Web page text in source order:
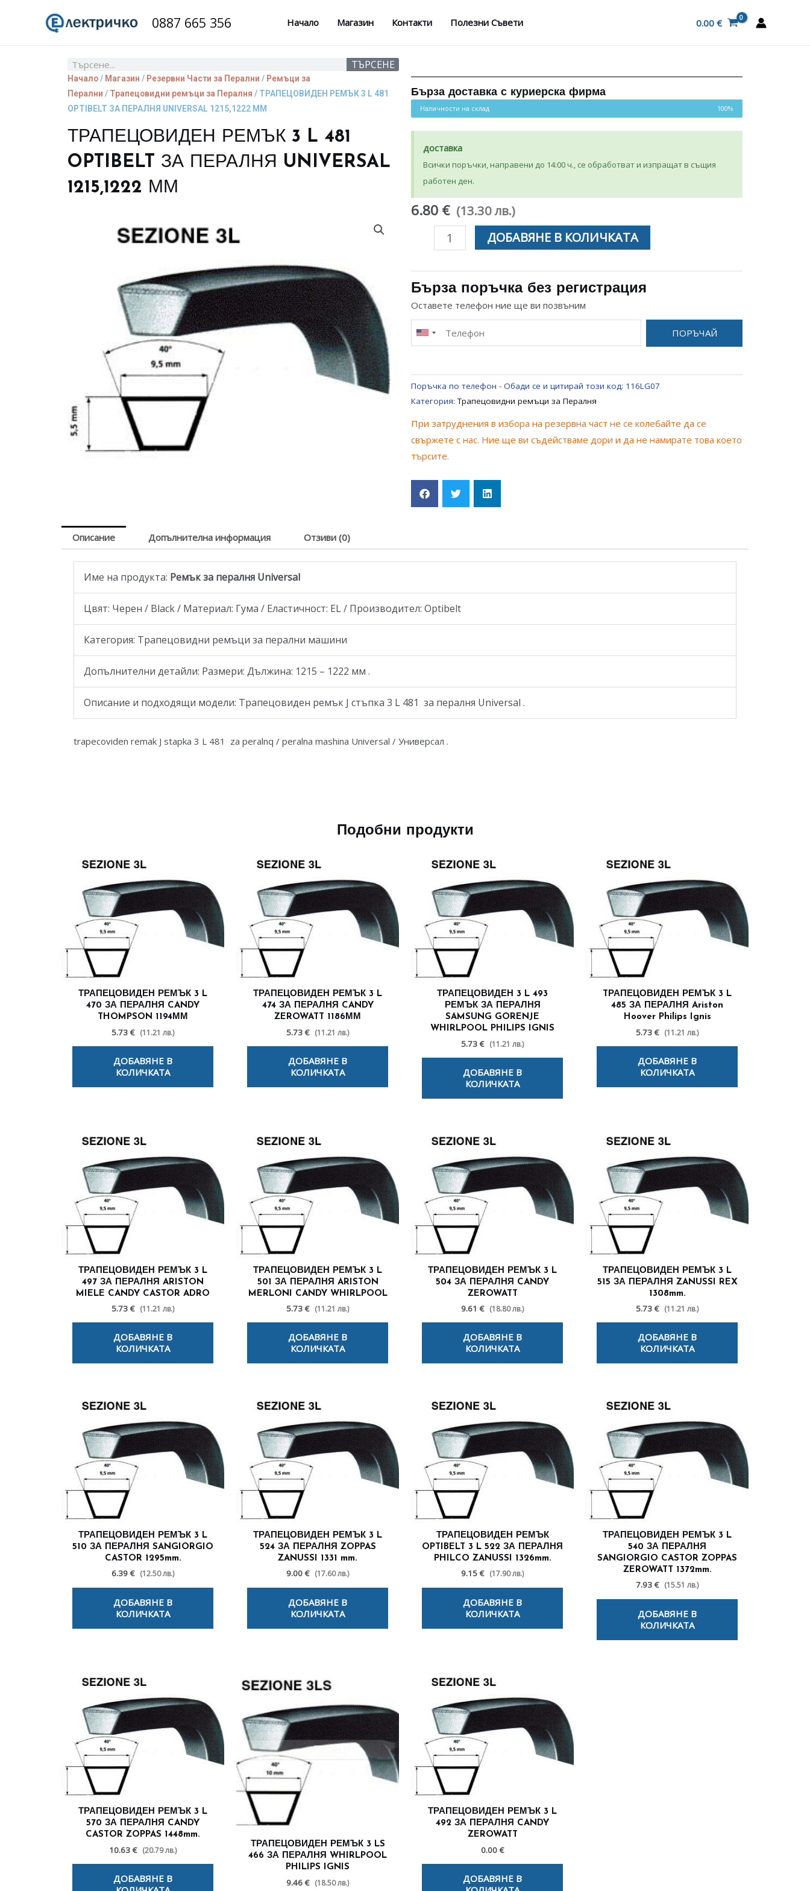
0887 665 356 Начало Магазин Контакти Полезни Съвети 0.00 €
Search ТЪРСЕНЕ
Начало/ Магазин / Резервни Части за Перални / Ремъци за
Перални / Трапецовидни ремъци за Пералня / ТРАПЕЦОВИДЕН РЕМЪК 3 L 481
OPTIBELT ЗА ПЕРАЛНЯ UNIVERSAL 1215,1222 ММ
ТРАПЕЦОВИДЕН РЕМЪК 3 L 481
OPTIBELT ЗА ПЕРАЛНЯ UNIVERSAL
1215,1222 ММ
Бърза доставка с куриерска фирма
Наличности на склад 100%
доставка
Всички поръчки, направени до 14:00 ч., се обработват и изпращат в същия
работен ден.
6.80 € (13.30 лв.)
количество
РЕМЪК
481
OPTIBELT
ПЕРАЛНЯ
ММ
ДОБАВЯНЕ В КОЛИЧКАТА
Бърза поръчка без регистрация
Оставете телефон ние ще ви позвъним
ПОРЪЧАЙ
Поръчка по телефон - Обади се и цитирай този код: 116LG07
Категория: Трапецовидни ремъци за Пералня
При затруднения в избора на резервна част не се колебайте да се
свържете с нас. Ние ще ви съдействаме дори и да не намирате това което
търсите.
Описание Допълнителна информация Отзиви (0)
Име на продукта: Ремък за пералня Universal
Цвят: Черен / Black / Материал: Гума / Еластичност: EL / Производител: Optibelt
Категория: Трапецовидни ремъци за перални машини
Допълнителни детайли: Размери: Дължина: 1215 – 1222 мм .
Описание и подходящи модели: Трапецовиден ремък J стъпка 3 L 481 за пералня Universal .
trapecoviden remak J stapka 3 L 481 za peralnq / peralna mashina Universal / Универсал .
Подобни продукти
ТРАПЕЦОВИДЕН РЕМЪК 3 L
470 ЗА ПЕРАЛНЯ CANDY
THOMPSON 1194ММ
5.73 € (11.21 лв.)
ДОБАВЯНЕ В
КОЛИЧКАТА
ТРАПЕЦОВИДЕН РЕМЪК 3 L
474 ЗА ПЕРАЛНЯ CANDY
ZEROWATT 1186ММ
5.73 € (11.21 лв.)
ДОБАВЯНЕ В
КОЛИЧКАТА
ТРАПЕЦОВИДЕН 3 L 493
РЕМЪК ЗА ПЕРАЛНЯ
SAMSUNG GORENJE
WHIRLPOOL PHILIPS IGNIS
5.73 € (11.21 лв.)
ДОБАВЯНЕ В
КОЛИЧКАТА
TРАПЕЦОВИДЕН РЕМЪК 3 L
485 ЗА ПЕРАЛНЯ Ariston
Hoover Philips Ignis
5.73 € (11.21 лв.)
ДОБАВЯНЕ В
КОЛИЧКАТА
ТРАПЕЦОВИДЕН РЕМЪК 3 L
497 ЗА ПЕРАЛНЯ ARISTON
MIELE CANDY CASTOR ADRO
5.73 € (11.21 лв.)
ДОБАВЯНЕ В
КОЛИЧКАТА
ТРАПЕЦОВИДЕН РЕМЪК 3 L
501 ЗА ПЕРАЛНЯ ARISTON
MERLONI CANDY WHIRLPOOL
5.73 € (11.21 лв.)
ДОБАВЯНЕ В
КОЛИЧКАТА
ТРАПЕЦОВИДЕН РЕМЪК 3 L
504 ЗА ПЕРАЛНЯ CANDY
ZEROWATT
9.61 € (18.80 лв.)
ДОБАВЯНЕ В
КОЛИЧКАТА
ТРАПЕЦОВИДЕН РЕМЪК 3 L
515 ЗА ПЕРАЛНЯ ZANUSSI REX
1308mm.
5.73 € (11.21 лв.)
ДОБАВЯНЕ В
КОЛИЧКАТА
ТРАПЕЦОВИДЕН РЕМЪК 3 L
510 ЗА ПЕРАЛНЯ SANGIORGIO
CASTOR 1295mm.
6.39 € (12.50 лв.)
ДОБАВЯНЕ В
КОЛИЧКАТА
ТРАПЕЦОВИДЕН РЕМЪК 3 L
524 ЗА ПЕРАЛНЯ ZOPPAS
ZANUSSI 1331 mm.
9.00 € (17.60 лв.)
ДОБАВЯНЕ В
КОЛИЧКАТА
ТРАПЕЦОВИДЕН РЕМЪК
OPTIBELT 3 L 522 ЗА ПЕРАЛНЯ
PHILCO ZANUSSI 1326mm.
9.15 € (17.90 лв.)
ДОБАВЯНЕ В
КОЛИЧКАТА
ТРАПЕЦОВИДЕН РЕМЪК 3 L
540 ЗА ПЕРАЛНЯ
SANGIORGIO CASTOR ZOPPAS
ZEROWATT 1372mm.
7.93 € (15.51 лв.)
ДОБАВЯНЕ В
КОЛИЧКАТА
ТРАПЕЦОВИДЕН РЕМЪК 3 L
570 ЗА ПЕРАЛНЯ CANDY
CASTOR ZOPPAS 1448mm.
10.63 € (20.79 лв.)
ДОБАВЯНЕ В
ТРАПЕЦОВИДЕН РЕМЪК 3 LS
466 ЗА ПЕРАЛНЯ WHIRLPOOL
PHILIPS IGNIS
9.46 € (18.50 лв.)
ТРАПЕЦОВИДЕН РЕМЪК 3 L
492 ЗА ПЕРАЛНЯ CANDY
ZEROWATT
0.00€
ДОБАВЯНЕ В